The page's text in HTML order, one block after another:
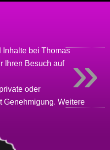
Inhalte beiThomas
Ihren Besuch auf
oder
Genehmigung.Weitere
»